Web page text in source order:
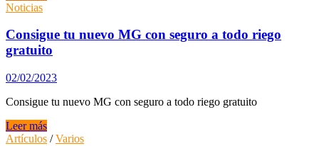
Inglaterra
compañía
de
seguros
no
acepta
coches
eléctricos
Noticias
Consigue tu nuevo MG con seguro a todo riego
gratuito
02/02/2023
Consigue tu nuevo MG con seguro a todo riego gratuito
Consigue
tu
Leer más
Artículos /Varios